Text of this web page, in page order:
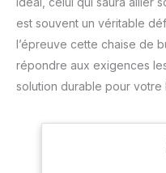
est souvent un véritable
l’épreuve cette chaise de
répondre aux exigences
solution durable pour votre